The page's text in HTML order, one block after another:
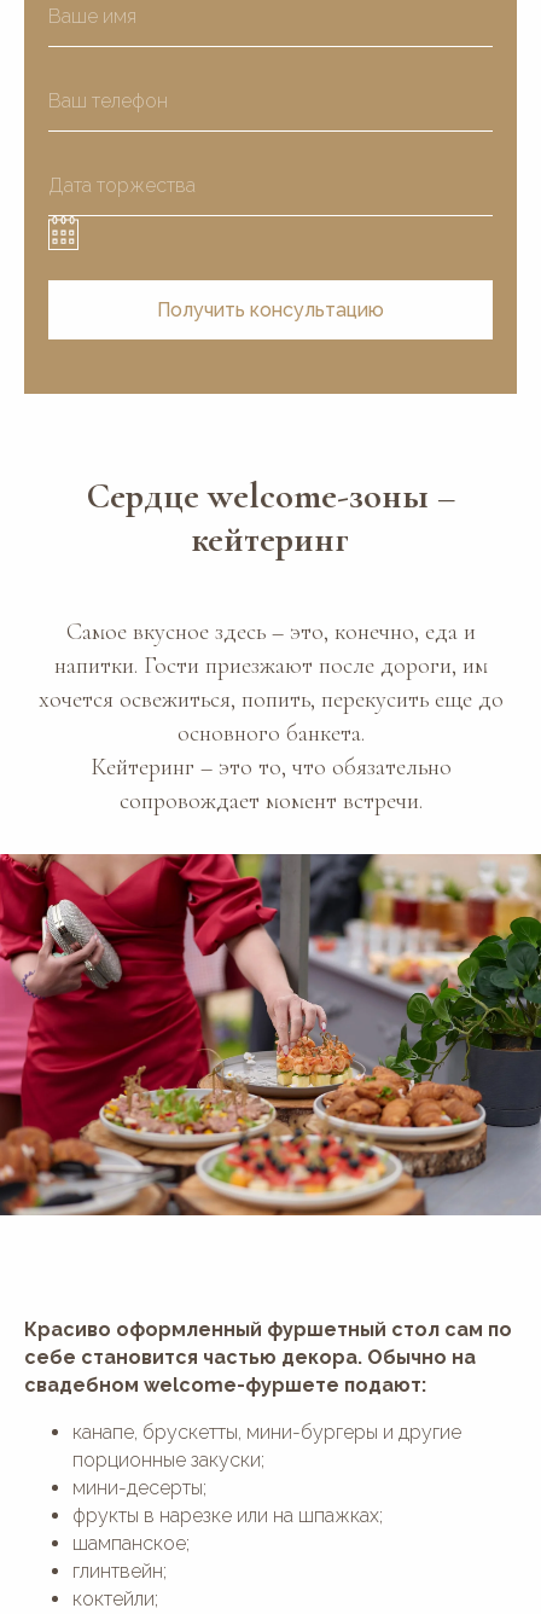
Получить консультацию
Сердце welcome-зоны –
кейтеринг
Самое вкусное здесь – это, конечно, еда и
напитки. Гости приезжают после дороги, им
хочется освежиться, попить, перекусить еще до
основного банкета.
Кейтеринг – это то, что обязательно
сопровождает момент встречи.
Красиво оформленный фуршетный стол сам по
себе становится частью декора. Обычно на
свадебном welcome-фуршете подают:
канапе, брускетты, мини-бургеры и другие
порционные закуски;
мини-десерты;
фрукты в нарезке или на шпажках;
шампанское;
глинтвейн;
коктейли;